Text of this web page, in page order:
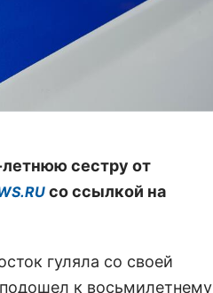
сестру от
со ссылкой на
гуляла со своей
к восьмилетнему